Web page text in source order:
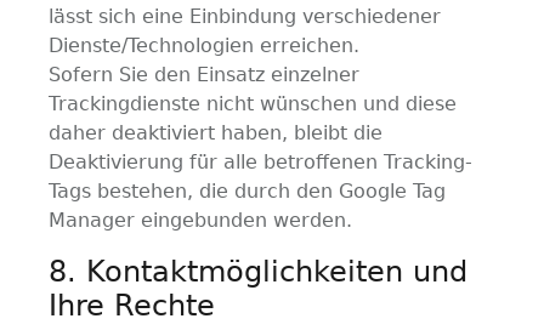
lässt sich eine Einbindung verschiedener
Dienste/Technologien erreichen.
Sofern Sie den Einsatz einzelner
Trackingdienste nicht wünschen und diese
daher deaktiviert haben, bleibt die
Deaktivierung für alle betroffenen Tracking-
Tags bestehen, die durch den Google Tag
Manager eingebunden werden.
8. Kontaktmöglichkeiten und
Ihre Rechte